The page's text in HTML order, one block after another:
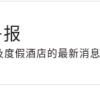
度假酒店的最新消息